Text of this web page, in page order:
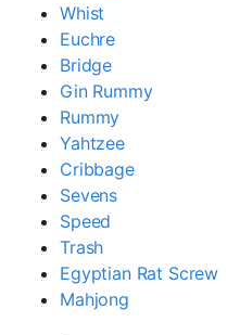
Whist
Euchre
Bridge
Gin Rummy
Rummy
Yahtzee
Cribbage
Sevens
Speed
Trash
Egyptian Rat Screw
Mahjong